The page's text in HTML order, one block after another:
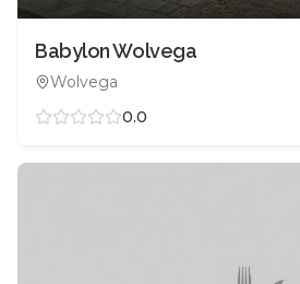
Babylon Wolvega
Wolvega
0.0